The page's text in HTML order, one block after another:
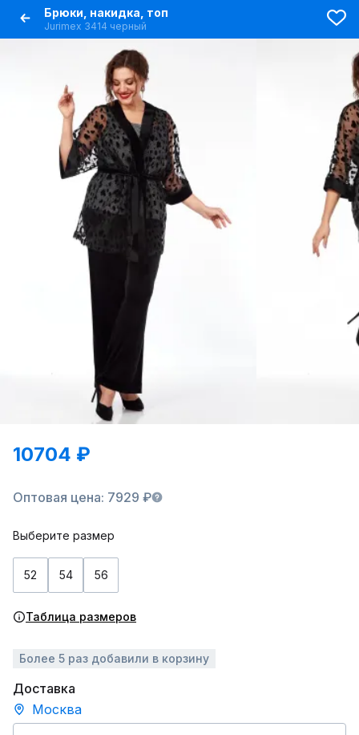
Брюки, накидка, топ
Jurimex 3414 черный
10704 ₽
Оптовая цена: 7929 ₽
Выберите размер
52 54 56
Таблица размеров
Более 5 раз добавили в корзину
Доставка
Москва